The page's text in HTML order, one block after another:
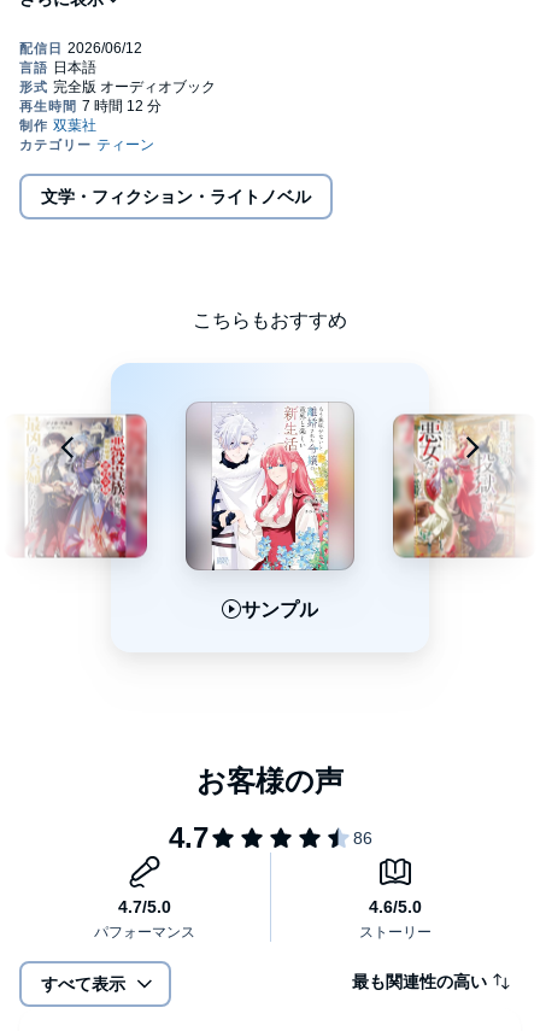
あっさり縁談を受け入れ嫁いだフローラを待っていたのは、「君
ところが、ある出来事をきっかけに二人の関係が変化して――!?
©2022 星名 こころ (P)2026 双葉社
文学・フィクション・ライトノベル
こちらもおすすめ
サンプル
すべて表示 最も関連性の高い